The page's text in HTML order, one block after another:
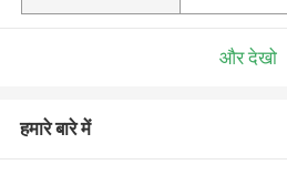
और देखो
हमारे बारे में